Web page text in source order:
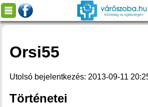
Orsi55
Utolsó bejelentkezés: 2013-09-11
Történetei